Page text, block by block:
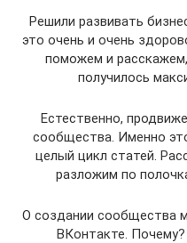
Решили развивать
это очень и очень
поможем и
получилось
Естественно,
сообщества. Именно
целый цикл статей.
разложим по
О создании сообщества
ВКонтакте.